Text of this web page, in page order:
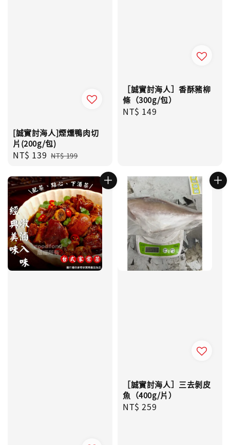
[誠實討海人]煙燻鴨肉切
片(200g/包)
Sale
NT$ 139 Regular
NT$ 199
［誠實討海人］香酥豬柳
條（300g/包）
Regular
NT$ 149
［誠實討海人］三去剝皮
魚（400g/片）
Regular
NT$ 259